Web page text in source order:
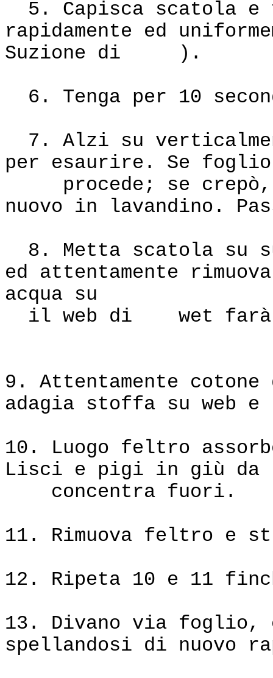
5. Capisca scatola e
rapidamente ed
Suzione di ).
6. Tenga per 10
7. Alzi su
per esaurire. Se
procede; se crepò,
nuovo in lavandino.
8. Metta scatola su
ed attentamente
acqua su
il web di wet farà
9. Attentamente
adagia stoffa su web
10. Luogo feltro
Lisci e pigi in giù da
concentra fuori.
11. Rimuova feltro e
12. Ripeta 10 e 11
13. Divano via foglio,
spellandosi di nuovo